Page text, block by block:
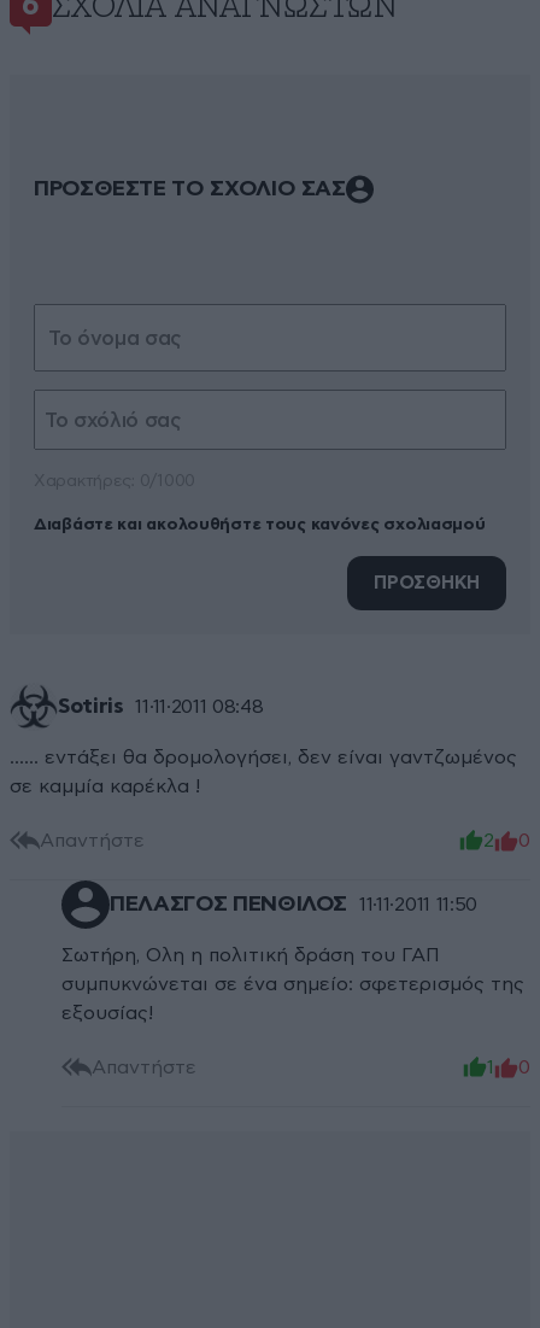
6 ΣΧΌΛΙΑ ΑΝΑΓΝΩΣΤΏΝ
ΠΡΟΣΘΕΣΤΕ ΤΟ ΣΧΟΛΙΟ ΣΑΣ
Διαβάστε και ακολουθήστε τους κανόνες σχολιασμού
ΠΡΟΣΘΗΚΗ
Sotiris 11·11·2011 08:48
...... εντάξει θα δρομολογήσει, δεν είναι γαντζωμένος
σε καμμία καρέκλα !
Απαντήστε 2 0
ΠΕΛΑΣΓΟΣ ΠΕΝΘΙΛΟΣ 11·11·2011 11:50
Σωτήρη, Ολη η πολιτική δράση του ΓΑΠ
συμπυκνώνεται σε ένα σημείο: σφετερισμός της
εξουσίας!
Απαντήστε 1 0